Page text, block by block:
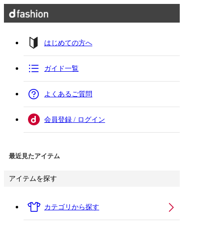
はじめての方へ
ガイド一覧
よくあるご質問
会員登録 / ログイン
最近見たアイテム
アイテムを探す
カテゴリから探す